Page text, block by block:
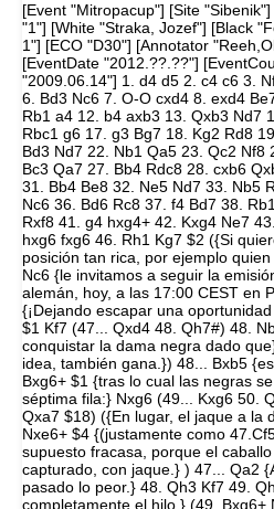
[Event "Mitropacup"] [Site
"1"] [White "Straka, Jozef"] [Black
1"] [ECO "D30"] [Annotator
[EventDate "2012.??.??"]
"2009.06.14"] 1. d4 d5 2. c4 c6 3.
6. Bd3 Nc6 7. O-O cxd4 8. exd4
Rb1 a4 12. b4 axb3 13. Qxb3 Nd7
Rbc1 g6 17. g3 Bg7 18. Kg2 Rd8
Bd3 Nd7 22. Nb1 Qa5 23. Qc2 Nf8
Bc3 Qa7 27. Bb4 Rdc8 28. cxb6
31. Bb4 Be8 32. Ne5 Nd7 33. Nb5
Nc6 36. Bd6 Rc8 37. f4 Bd7 38.
Rxf8 41. g4 hxg4+ 42. Kxg4 Ne7
hxg6 fxg6 46. Rh1 Kg7 $2 ({Si
posición tan rica, por ejemplo quien
Nc6 {le invitamos a seguir la
alemán, hoy, a las 17:00 CEST en
{¡Dejando escapar una
$1 Kf7 (47... Qxd4 48. Qh7#) 48.
conquistar la dama negra dado
idea, también gana.}) 48... Bxb5
Bxg6+ $1 {tras lo cual las negras
séptima fila:} Nxg6 (49... Kxg6 50.
Qxa7 $18) ({En lugar, el jaque a la
Nxe6+ $4 {(justamente como
supuesto fracasa, porque el
capturado, con jaque.} ) 47... Qa2
pasado lo peor.} 48. Qh3 Kf7 49.
completamente el hilo.} (49. Bxg6+